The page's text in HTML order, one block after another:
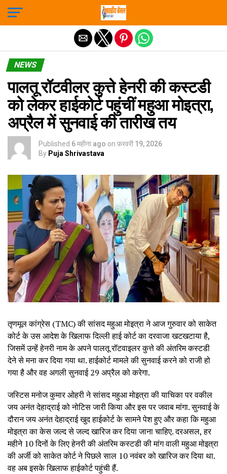
NEWS
पालतू रॉटवीलर कुत्ते हेनरी की कस्टडी
को लेकर हाईकोर्ट पहुंचीं महुआ मोइत्रा,
अप्रैल में सुनवाई की तारीख तय
Published 6 महीना ago on फ़रवरी 19, 2026
By Puja Shrivastava
तृणमूल कांग्रेस (TMC) की सांसद महुआ मोइत्रा ने आज गुरुवार को साकेत
कोर्ट के उस आदेश के खिलाफ दिल्ली हाई कोर्ट का दरवाजा खटखटाया है,
जिसमें उन्हें हेनरी नाम के अपने पालतू रॉटवाइलर कुत्ते की अंतरिम कस्टडी
देने से मना कर दिया गया था. हाईकोर्ट मामले की सुनवाई करने को राजी हो
गया है और वह अगली सुनवाई 29 अप्रैल को करेगा.
जस्टिस मनोज कुमार ओहरी ने सांसद महुआ मोइत्रा की याचिका पर वकील
जय अनंत देहाद्राई को नोटिस जारी किया और इस पर जवाब मांगा. सुनवाई के
दौरान जय अनंत देहाद्राई खुद हाईकोर्ट के सामने पेश हुए और कहा कि महुआ
मोइत्रा का केस जल्द से जल्द खारिज कर दिया जाना चाहिए. दरअसल, हर
महीने 10 दिनों के लिए हेनरी की अंतरिम कस्टडी की मांग वाली महुआ मोइत्रा
की अर्जी को साकेत कोर्ट ने पिछले साल 10 नवंबर को खारिज कर दिया था.
वह अब इसके खिलाफ हाईकोर्ट पहुंची हैं.
Exit mobile version